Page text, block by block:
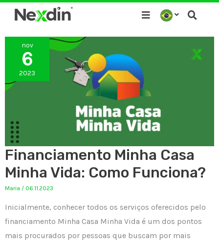
para
conteúdo
nov
6
2023
Financiamento Minha Casa
Minha Vida: Como Funciona?
Maria / 06.11.2023
Inicialmente, conhecer todos os serviços oferecidos pelo
financiamento Minha Casa Minha Vida é um dos pontos
mais procurados por pessoas que buscam por mais